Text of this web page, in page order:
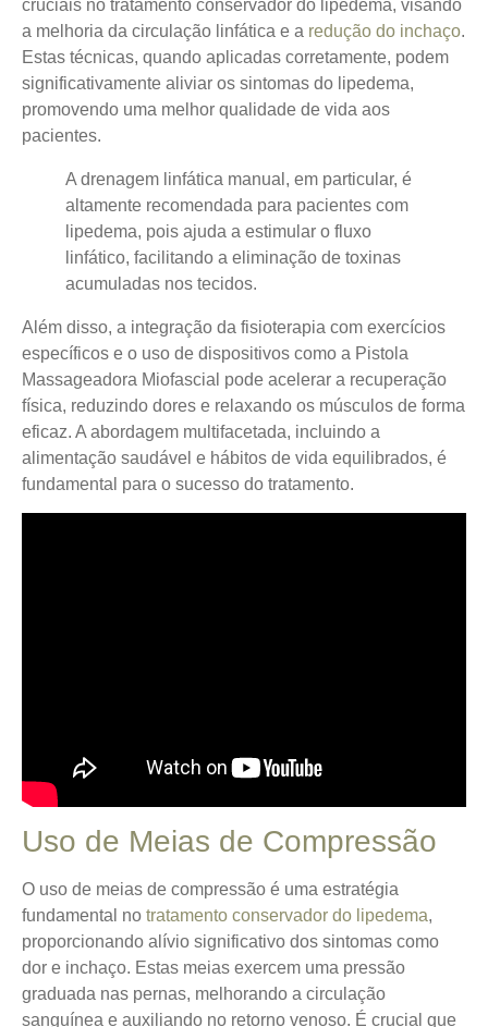
cruciais no tratamento conservador do lipedema, visando
a melhoria da circulação linfática e a redução do inchaço.
Estas técnicas, quando aplicadas corretamente, podem
significativamente aliviar os sintomas do lipedema,
promovendo uma melhor qualidade de vida aos
pacientes.
A drenagem linfática manual, em particular, é
altamente recomendada para pacientes com
lipedema, pois ajuda a estimular o fluxo
linfático, facilitando a eliminação de toxinas
acumuladas nos tecidos.
Além disso, a integração da fisioterapia com exercícios
específicos e o uso de dispositivos como a Pistola
Massageadora Miofascial pode acelerar a recuperação
física, reduzindo dores e relaxando os músculos de forma
eficaz. A abordagem multifacetada, incluindo a
alimentação saudável e hábitos de vida equilibrados, é
fundamental para o sucesso do tratamento.
Uso de Meias de Compressão
O uso de meias de compressão é uma estratégia
fundamental no tratamento conservador do lipedema,
proporcionando alívio significativo dos sintomas como
dor e inchaço. Estas meias exercem uma pressão
graduada nas pernas, melhorando a circulação
sanguínea e auxiliando no retorno venoso. É crucial que